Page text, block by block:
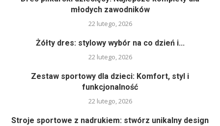
młodych zawodników
22 lutego, 2026
Żółty dres: stylowy wybór na co dzień i...
22 lutego, 2026
Zestaw sportowy dla dzieci: Komfort, styl i
funkcjonalność
22 lutego, 2026
Stroje sportowe z nadrukiem: stwórz unikalny design